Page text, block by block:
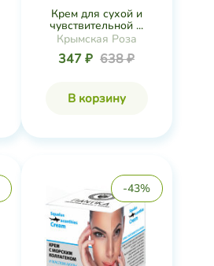
Крем для сухой и
чувствительной ...
Крымская Роза
347 ₽ 638 ₽
В корзину
-43%